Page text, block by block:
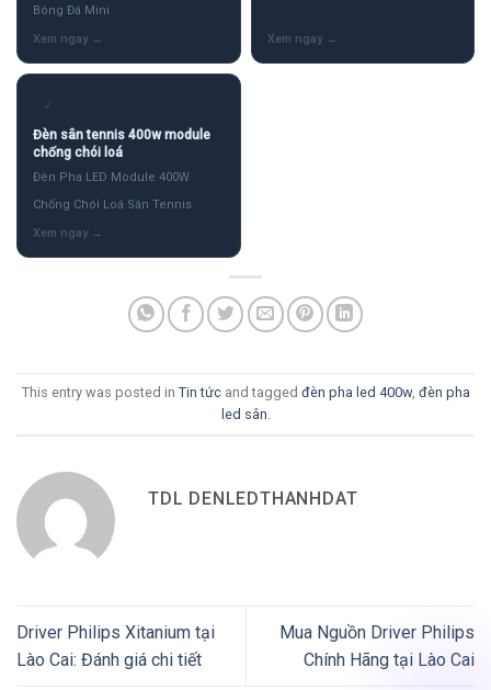
Bóng Đá Mini
✓
Đèn sân tennis 400w module
chống chói loá
Đèn Pha LED Module 400W
Chống Chói Loá Sân Tennis
This entry was posted in Tin tứcand tagged đèn pha led 400w, đèn pha
led sân
TDL DENLEDTHANHDAT
Driver Philips Xitanium tại
Lào Cai: Đánh giá chi tiết
Mua Nguồn Driver Philips
Chính Hãng tại Lào Cai